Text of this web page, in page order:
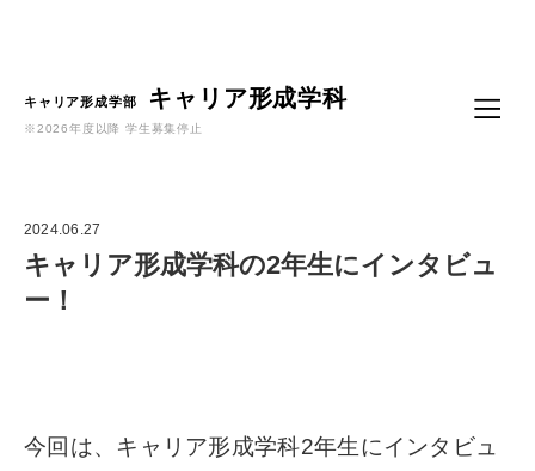
キャリア形成学部 キャリア形成学科
※2026年度以降 学生募集停止
2024.06.27
キャリア形成学科の2年生にインタビュ
ー！
今回は、キャリア形成学科2年生にインタビュ